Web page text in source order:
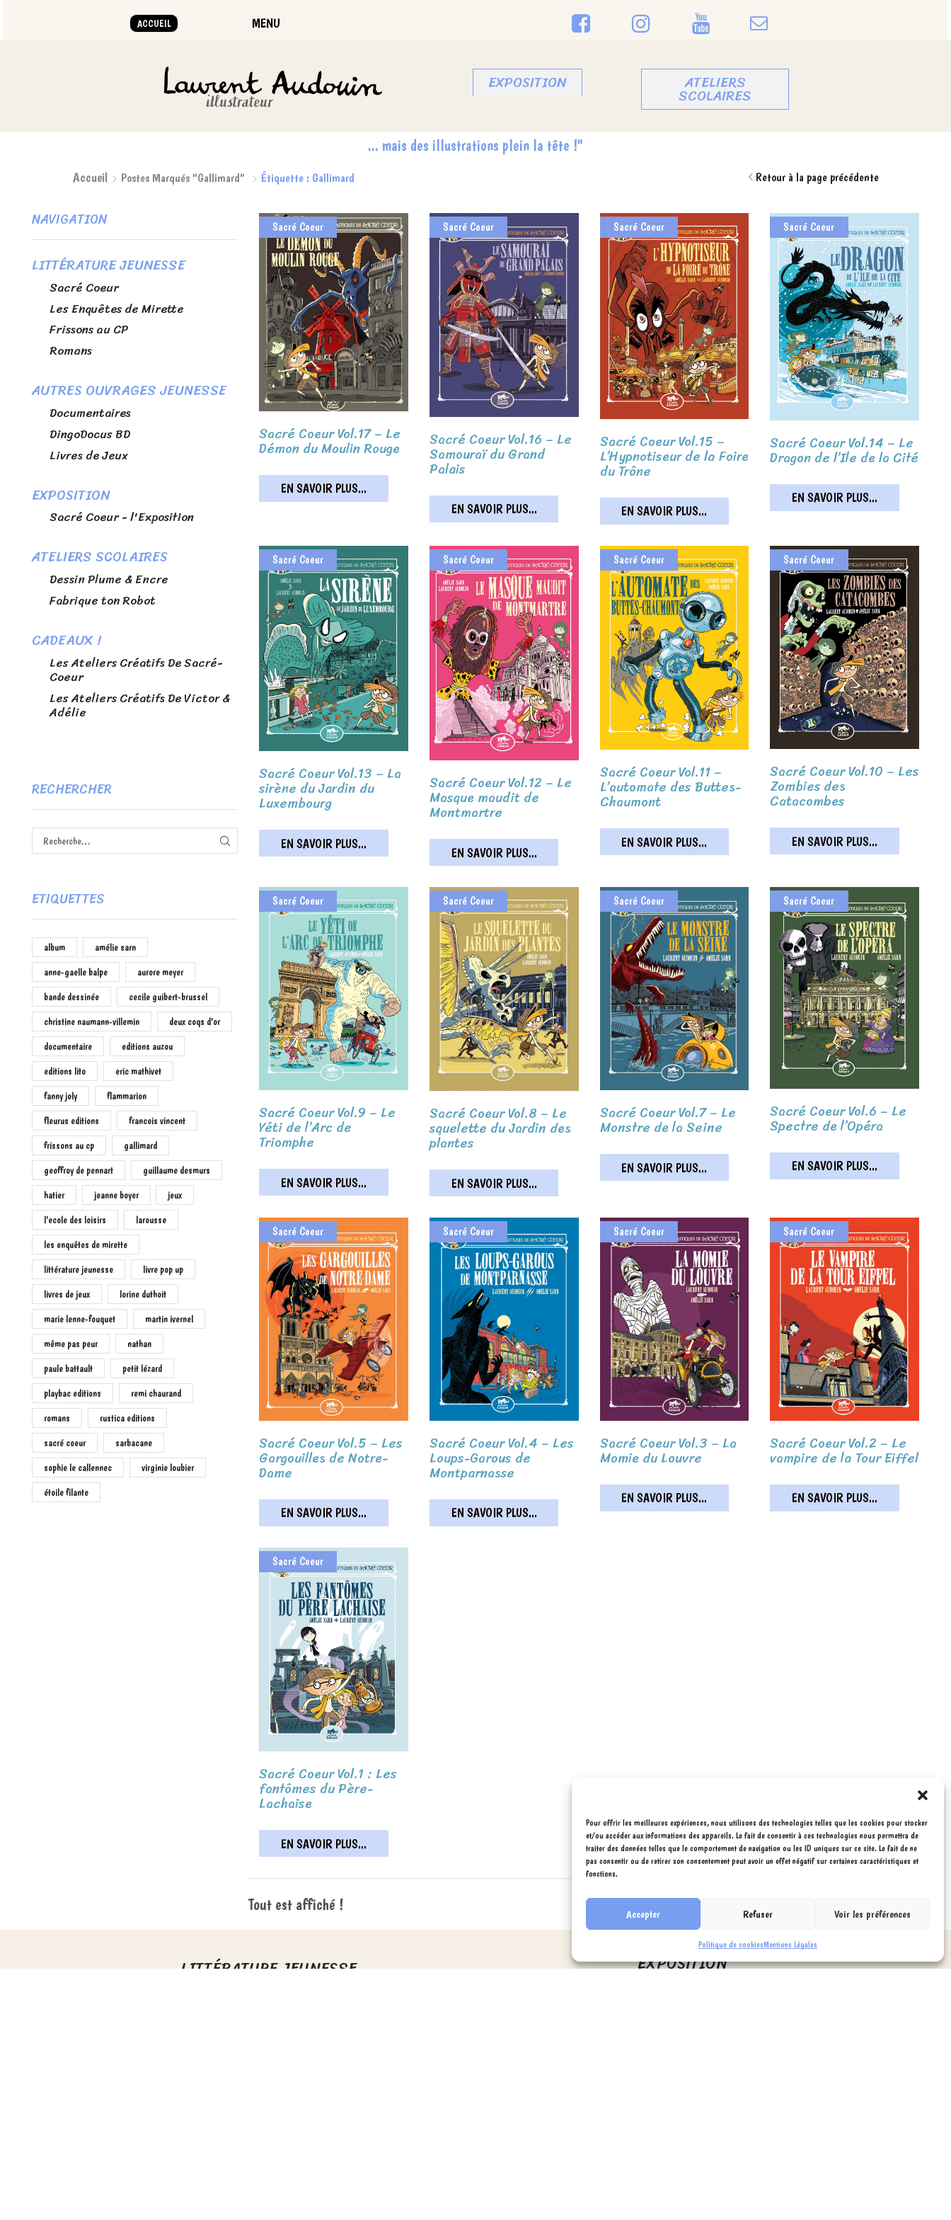
Pour offrir les meilleures expériences, nous utilisons des technologies telles que les cookies pour stocker
et/ou accéder aux informations des appareils. Le fait de consentir à ces technologies nous permettra de
traiter des données telles que le comportement de navigation ou les ID uniques sur ce site. Le fait de ne
pas consentir ou de retirer son consentement peut avoir un effet négatif sur certaines caractéristiques et
fonctions.
Accepter Refuser Voir les préférences
Politique de cookiesMentions Légales
ACCUEIL MENU
EXPOSITION ATELIERS
SCOLAIRES
Retour à la page précédente
Accueil Postes Marqués "gallimard" Étiquette : Gallimard
Sacré Coeur
Sacré Coeur Vol.17 – Le
Démon du Moulin Rouge
EN SAVOIR PLUS...
Sacré Coeur
Sacré Coeur Vol.16 – Le
Samouraï du Grand
Palais
EN SAVOIR PLUS...
Sacré Coeur
Sacré Coeur Vol.15 –
L’Hypnotiseur de la Foire
du Trône
EN SAVOIR PLUS...
Sacré Coeur
Sacré Coeur Vol.14 – Le
Dragon de l’Ile de la Cité
EN SAVOIR PLUS...
Sacré Coeur
Sacré Coeur Vol.13 – La
sirène du Jardin du
Luxembourg
EN SAVOIR PLUS...
Sacré Coeur
Sacré Coeur Vol.12 – Le
Masque maudit de
Montmartre
EN SAVOIR PLUS...
Sacré Coeur
Sacré Coeur Vol.11 –
L’automate des Buttes-
Chaumont
EN SAVOIR PLUS...
Sacré Coeur
Sacré Coeur Vol.10 – Les
Zombies des
Catacombes
EN SAVOIR PLUS...
Sacré Coeur
Sacré Coeur Vol.9 – Le
Yéti de l’Arc de
Triomphe
EN SAVOIR PLUS...
Sacré Coeur
Sacré Coeur Vol.8 – Le
squelette du Jardin des
plantes
EN SAVOIR PLUS...
Sacré Coeur
Sacré Coeur Vol.7 – Le
Monstre de la Seine
EN SAVOIR PLUS...
Sacré Coeur
Sacré Coeur Vol.6 – Le
Spectre de l’Opéra
EN SAVOIR PLUS...
Sacré Coeur
Sacré Coeur Vol.5 – Les
Gargouilles de Notre-
Dame
EN SAVOIR PLUS...
Sacré Coeur
Sacré Coeur Vol.4 – Les
Loups-Garous de
Montparnasse
EN SAVOIR PLUS...
Sacré Coeur
Sacré Coeur Vol.3 – La
Momie du Louvre
EN SAVOIR PLUS...
Sacré Coeur
Sacré Coeur Vol.2 – Le
vampire de la Tour Eiffel
EN SAVOIR PLUS...
Sacré Coeur
Sacré Coeur Vol.1 : Les
fantômes du Père-
Lachaise
EN SAVOIR PLUS...
Tout est affiché !
NAVIGATION
LITTÉRATURE JEUNESSE
Sacré Coeur
Les Enquêtes de Mirette
Frissons au CP
Romans
AUTRES OUVRAGES JEUNESSE
Documentaires
DingoDocus BD
Livres de Jeux
EXPOSITION
Sacré Coeur - l'Exposition
ATELIERS SCOLAIRES
Dessin Plume & Encre
Fabrique ton Robot
CADEAUX !
Les Ateliers Créatifs De Sacré-
Coeur
Les Ateliers Créatifs De Victor &
Adélie
RECHERCHER
ETIQUETTES
album amélie sarn
anne-gaelle balpe aurore meyer
bande dessinée cecile guibert-brussel
christine naumann-villemin deux coqs d'or
documentaire editions auzou
editions lito eric mathivet
fanny joly flammarion
fleurus editions francois vincent
frissons au cp gallimard
geoffroy de pennart guillaume desmurs
hatier jeanne boyer jeux
l'ecole des loisirs larousse
les enquêtes de mirette
littérature jeunesse livre pop up
livres de jeux lorine duthoit
marie lenne-fouquet martin ivernel
même pas peur nathan
paule battault petit lézard
playbac editions remi chaurand
romans rustica editions
sacré coeur sarbacane
sophie le callennec virginie loubier
étoile filante
LITTÉRATURE JEUNESSE EXPOSITION